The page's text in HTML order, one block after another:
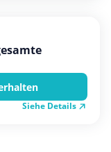
Siehe Details